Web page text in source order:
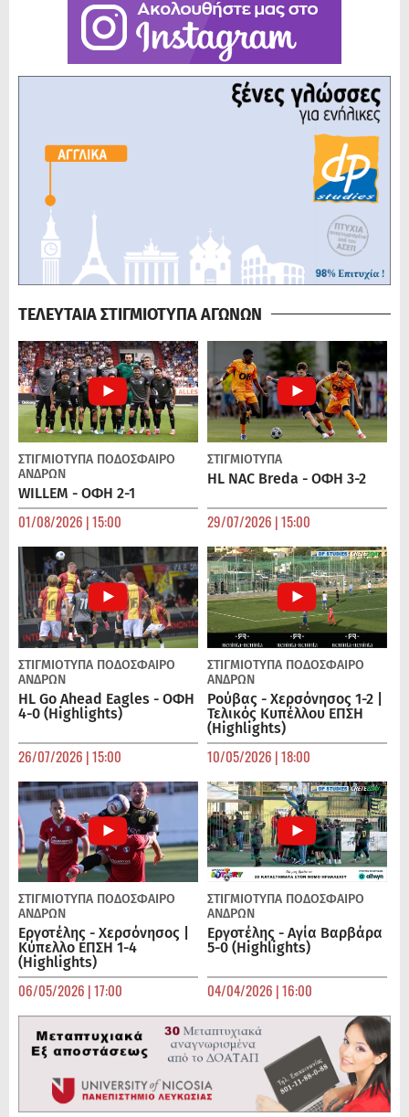
ΤΕΛΕΥΤΑΙΑ ΣΤΙΓΜΙΟΤΥΠΑ ΑΓΩΝΩΝ
ΣΤΙΓΜΙΟΤΥΠΑ ΠΟΔΌΣΦΑΙΡΟ
ΑΝΔΡΏΝ
WILLEM - ΟΦΗ 2-1
01/08/2026 | 15:00
ΣΤΙΓΜΙΟΤΥΠΑ
HL NAC Breda - ΟΦΗ 3-2
29/07/2026 | 15:00
ΣΤΙΓΜΙΟΤΥΠΑ ΠΟΔΌΣΦΑΙΡΟ
ΑΝΔΡΏΝ
HL Go Ahead Eagles - ΟΦΗ
4-0 (Highlights)
26/07/2026 | 15:00
ΣΤΙΓΜΙΟΤΥΠΑ ΠΟΔΌΣΦΑΙΡΟ
ΑΝΔΡΏΝ
Ρούβας - Χερσόνησος 1-2 |
Τελικός Κυπέλλου ΕΠΣΗ
(Highlights)
10/05/2026 | 18:00
ΣΤΙΓΜΙΟΤΥΠΑ ΠΟΔΌΣΦΑΙΡΟ
ΑΝΔΡΏΝ
Εργοτέλης - Χερσόνησος |
Κύπελλο ΕΠΣΗ 1-4
(Highlights)
06/05/2026 | 17:00
ΣΤΙΓΜΙΟΤΥΠΑ ΠΟΔΌΣΦΑΙΡΟ
ΑΝΔΡΏΝ
Εργοτέλης - Αγία Βαρβάρα
5-0 (Highlights)
04/04/2026 | 16:00